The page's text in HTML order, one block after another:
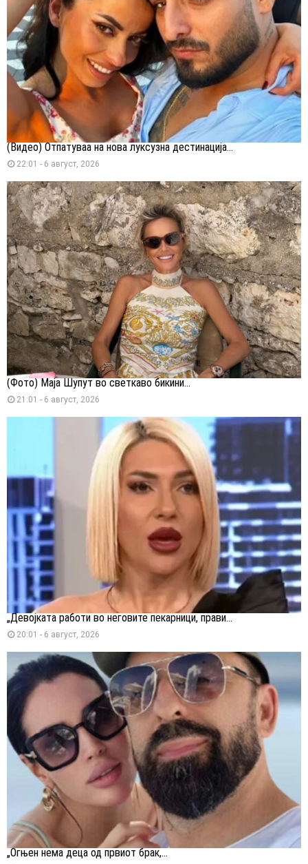
(Видео) Отпатуваа на нова луксузна дестинација...
22:01 - 6 август, 2026
(Фото) Маја Шупут во светкаво бикини...
21:01 - 6 август, 2026
„Девојката работи во неговите пекарници, прави...
20:01 - 6 август, 2026
„Огњен нема деца од првиот брак,...